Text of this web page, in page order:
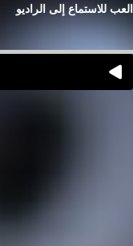
العب للاستماع إلى الراديو